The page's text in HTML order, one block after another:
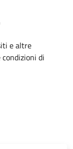
e altre
di